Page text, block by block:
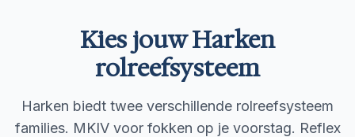
Kies jouw Harken
rolreefsysteem
Harken biedt twee verschillende rolreefsysteem
families. MKIV voor fokken op je voorstag. Reflex